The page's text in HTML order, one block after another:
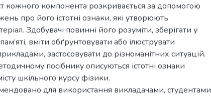
кожного компонента розкривається за допомогою
про його істотні ознаки, які утворюють
Здобувачі повинні його розуміти, зберігати у
вміти обґрунтовувати або ілюструвати
застосовувати до різноманітних ситуацій.
посібнику описуються істотні ознаки
шкільного курсу фізики.
для використання викладачами, студентами